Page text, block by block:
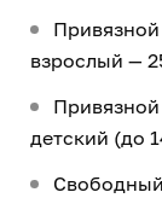
взрослый —
детский (до